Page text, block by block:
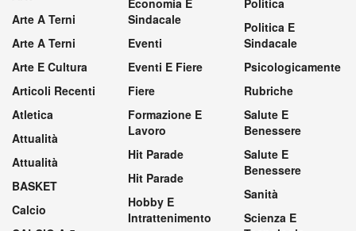
Arte A Terni
Arte A Terni
Arte E Cultura
Articoli Recenti
Atletica
Attualità
Attualità
BASKET
Calcio
Economia E
Sindacale
Eventi
Eventi E Fiere
Fiere
Formazione E
Lavoro
Hit Parade
Hit Parade
Hobby E
Intrattenimento
Politica
Politica E
Sindacale
Psicologicamente
Rubriche
Salute E
Benessere
Salute E
Benessere
Sanità
Scienza E